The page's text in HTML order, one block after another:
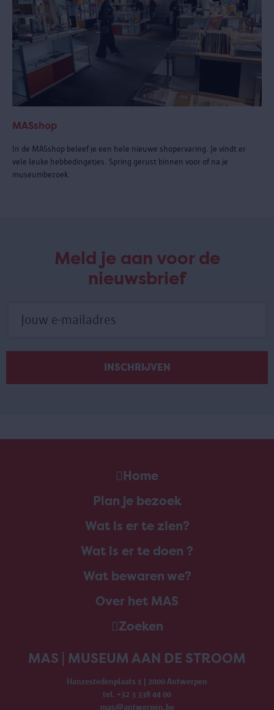
MASshop
In de MASshop beleef je een hele nieuwe shopervaring. Je vindt er
vele leuke hebbedingetjes. Spring gerust binnen voor of na je
museumbezoek.
Meld je aan voor de
nieuwsbrief
Home
Plan je bezoek
Wat is er te zien?
Wat is er te doen ?
Wat bewaren we?
Over het MAS
Zoeken
MAS | MUSEUM AAN DE STROOM
Hanzestedenplaats 1 | 2000 Antwerpen
tel. +32 3 338 44 00
mas@antwerpen.be